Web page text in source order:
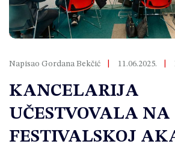
Napisao Gordana Bekčić 11.06.2025.
KANCELARIJA
UČESTVOVALA NA
FESTIVALSKOJ